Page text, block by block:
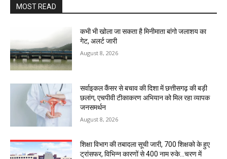
MOST READ
कभी भी खोला जा सकता है मिनीमाता बांगो जलाशय का
गेट, अलर्ट जारी
August 8, 2026
सर्वाइकल कैंसर से बचाव की दिशा में छत्तीसगढ़ की बड़ी
छलांग, एचपीवी टीकाकरण अभियान को मिल रहा व्यापक
जनसमर्थन
August 8, 2026
शिक्षा विभाग की तबादला सूची जारी, 700 शिक्षको के हुए
ट्रांसफर, विभिन्न कारणों से 400 नाम रुके…चरण में